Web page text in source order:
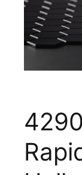
4290